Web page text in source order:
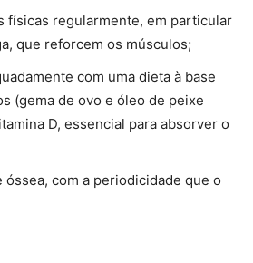
físicas regularmente, em particular
que reforcem os músculos;
com uma dieta à base
(gema de ovo e óleo de peixe
D, essencial para absorver o
óssea, com a periodicidade que o